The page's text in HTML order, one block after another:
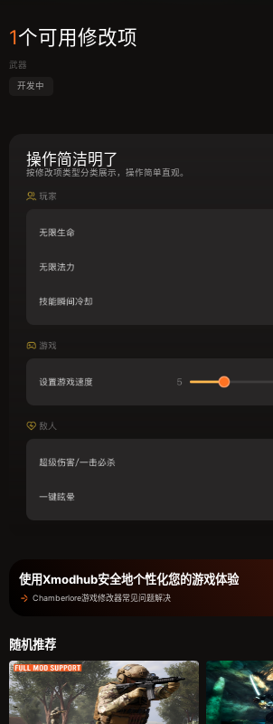
1个可用修改项
武器
开发中
操作简洁明了
按修改项类型分类展示，操作简单直观。
使用Xmodhub安全地个性化您的游戏体验
Chamberlore游戏修改器常见问题解决
随机推荐